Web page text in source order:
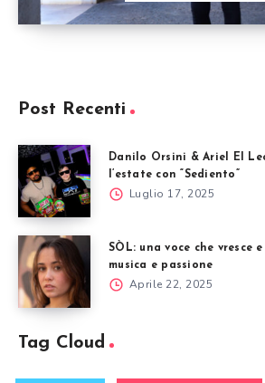
Post Recenti
Danilo Orsini & Ariel El
l’estate con “Sediento”
Luglio 17, 2025
SÒL: una voce che vresce
musica e passione
Aprile 22, 2025
Tag Cloud